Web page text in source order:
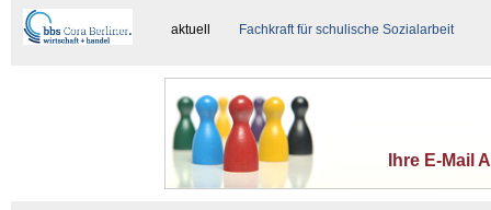
aktuell Fachkraft für schulische Sozialarbeit
Ihre E-Mail